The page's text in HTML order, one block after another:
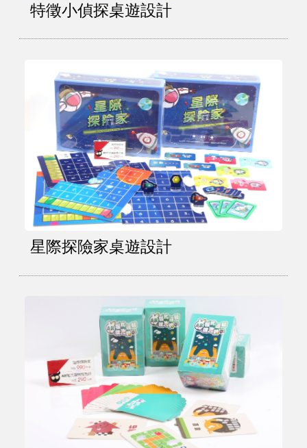
特徵小偵探桌遊設計
星際探險家桌遊設計